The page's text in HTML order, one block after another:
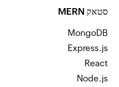
סטאק MERN
MongoDB
Express.js
React
Node.js